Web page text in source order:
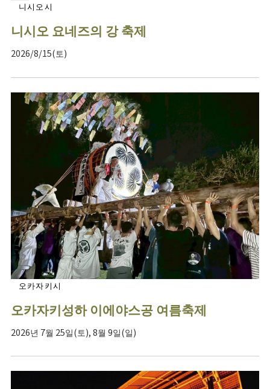
니시오시
니시오 요네즈의 강 축제
2026/8/15(토)
오카자키시
오카자키성하 이에야스공 여름축제
2026년 7월 25일(토), 8월 9일(일)